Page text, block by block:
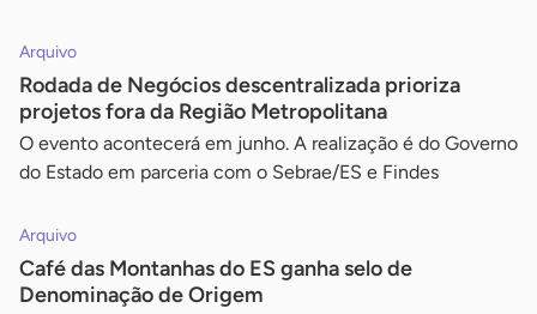
Arquivo
Rodada de Negócios descentralizada prioriza
projetos fora da Região Metropolitana
O evento acontecerá em junho. A realização é do Governo
do Estado em parceria com o Sebrae/ES e Findes
Arquivo
Café das Montanhas do ES ganha selo de
Denominação de Origem